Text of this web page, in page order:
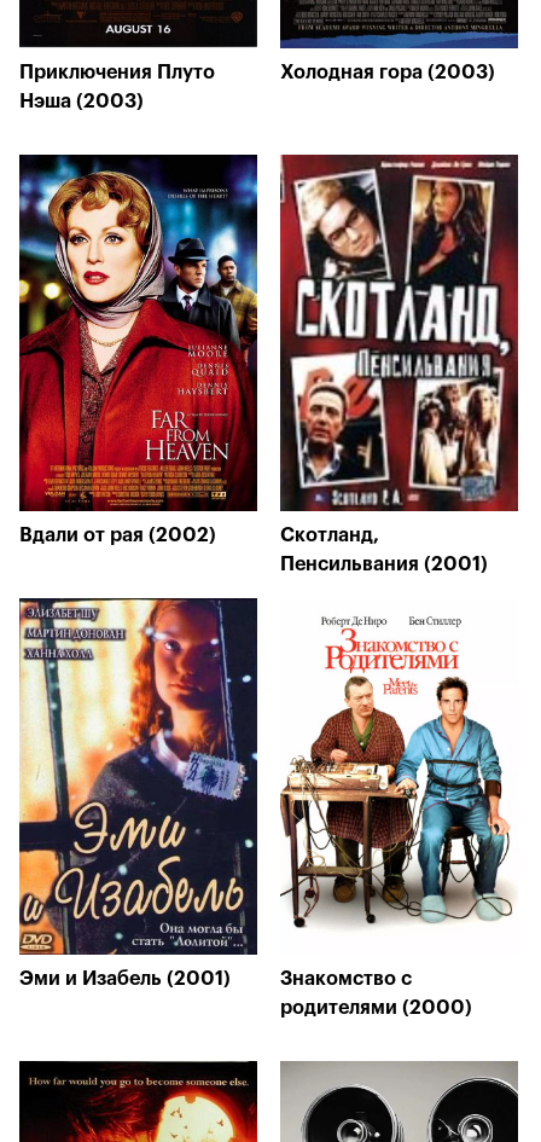
Приключения Плуто
Нэша (2003)
Холодная гора (2003)
Вдали от рая (2002)
Скотланд,
Пенсильвания (2001)
Эми и Изабель (2001)
Знакомство с
родителями (2000)